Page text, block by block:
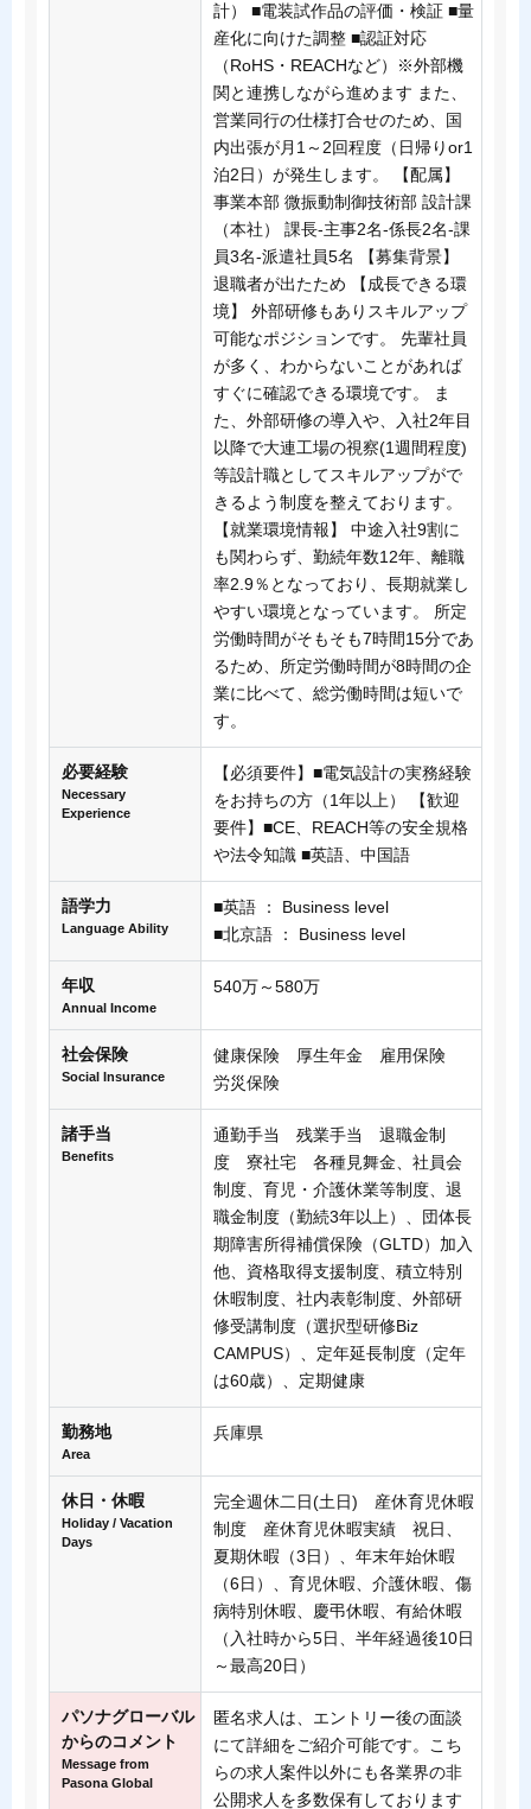
計） ■電装試作品の評価・検証 ■量
産化に向けた調整 ■認証対応
（RoHS・REACHなど）※外部機
関と連携しながら進めます また、
営業同行の仕様打合せのため、国
内出張が月1～2回程度（日帰りor1
泊2日）が発生します。 【配属】
事業本部 微振動制御技術部 設計課
（本社） 課長-主事2名-係長2名-課
員3名-派遣社員5名 【募集背景】
退職者が出たため 【成長できる環
境】 外部研修もありスキルアップ
可能なポジションです。 先輩社員
が多く、わからないことがあれば
すぐに確認できる環境です。 ま
た、外部研修の導入や、入社2年目
以降で大連工場の視察(1週間程度)
等設計職としてスキルアップがで
きるよう制度を整えております。
【就業環境情報】 中途入社9割に
も関わらず、勤続年数12年、離職
率2.9％となっており、長期就業し
やすい環境となっています。 所定
労働時間がそもそも7時間15分であ
るため、所定労働時間が8時間の企
業に比べて、総労働時間は短いで
す。
必要経験
Necessary
Experience
【必須要件】■電気設計の実務経験
をお持ちの方（1年以上） 【歓迎
要件】■CE、REACH等の安全規格
や法令知識 ■英語、中国語
語学力
Language Ability
■英語 ： Business level
■北京語 ： Business level
年収
Annual Income
540万～580万
社会保険
Social Insurance
健康保険 厚生年金 雇用保険
労災保険
諸手当
Benefits
通勤手当 残業手当 退職金制
度 寮社宅 各種見舞金、社員会
制度、育児・介護休業等制度、退
職金制度（勤続3年以上）、団体長
期障害所得補償保険（GLTD）加入
他、資格取得支援制度、積立特別
休暇制度、社内表彰制度、外部研
修受講制度（選択型研修Biz
CAMPUS）、定年延長制度（定年
は60歳）、定期健康
勤務地
Area
兵庫県
休日・休暇
Holiday / Vacation
Days
完全週休二日(土日) 産休育児休暇
制度 産休育児休暇実績 祝日、
夏期休暇（3日）、年末年始休暇
（6日）、育児休暇、介護休暇、傷
病特別休暇、慶弔休暇、有給休暇
（入社時から5日、半年経過後10日
～最高20日）
パソナグローバル
からのコメント
Message from
Pasona Global
匿名求人は、エントリー後の面談
にて詳細をご紹介可能です。こち
らの求人案件以外にも各業界の非
公開求人を多数保有しております